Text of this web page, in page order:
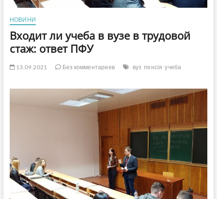
НОВИНИ
Входит ли учеба в вузе в трудовой
стаж: ответ ПФУ
13.09.2021 Без комментариев вуз пенсія учеба